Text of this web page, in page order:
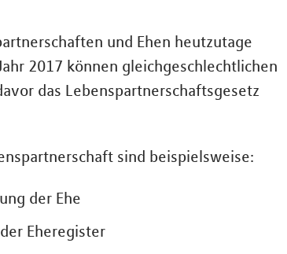
und Ehen heutzutage
2017 können gleichgeschlechtlichen
das Lebenspartnerschaftsgesetz
sind beispielsweise:
der Ehe
Eheregister